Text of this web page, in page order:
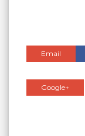
Email
Google+